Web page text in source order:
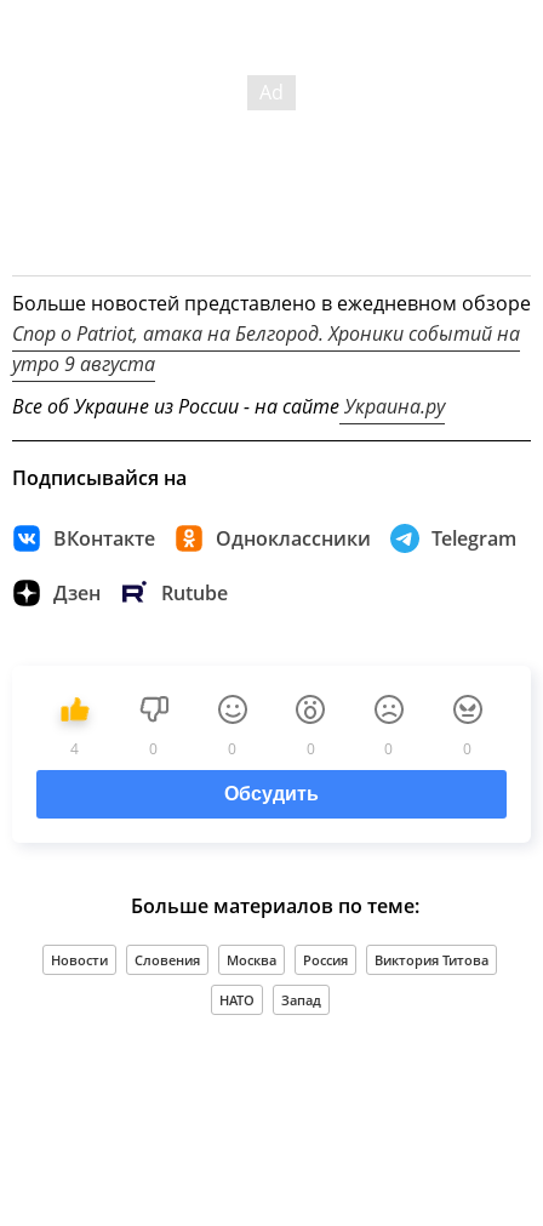
Больше новостей представлено в ежедневном обзоре
Спор о Patriot, атака на Белгород. Хроники событий на
утро 9 августа
Все об Украине из России - на сайтеУкраина.ру
Подписывайся на
ВКонтакте Одноклассники Telegram
Дзен Rutube
4 0 0 0 0 0
Обсудить
Больше материалов по теме:
Новости Словения Москва Россия Виктория Титова
НАТО Запад